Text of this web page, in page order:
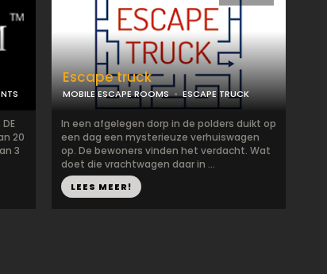
20
3
Escape truck
MOBILE ESCAPE ROOMS ESCAPE TRUCK
In een afgelegen dorp in de polders duikt op
een dag een mysterieuze verhuiswagen
op. De bewoners vinden het verdacht. Wat
doet die vrachtwagen daar in ...
LEES MEER!